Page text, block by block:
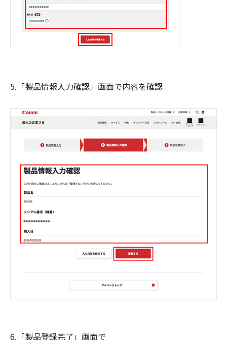
5.「製品情報入力確認」画面で内容を確認
6.「製品登録完了」画面で